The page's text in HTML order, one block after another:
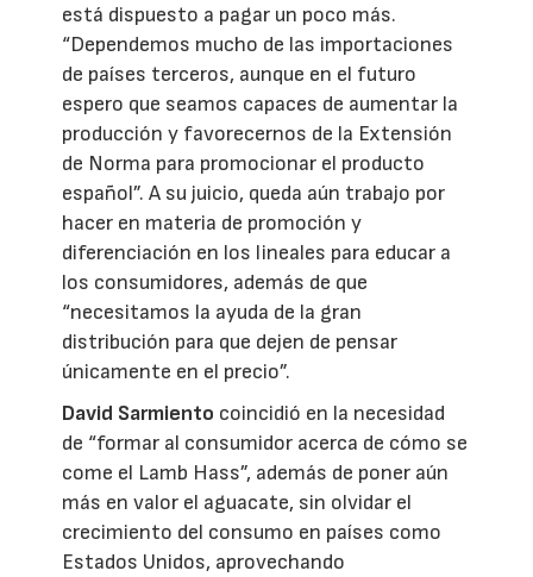
está dispuesto a pagar un poco más.
“Dependemos mucho de las importaciones
de países terceros, aunque en el futuro
espero que seamos capaces de aumentar la
producción y favorecernos de la Extensión
de Norma para promocionar el producto
español”. A su juicio, queda aún trabajo por
hacer en materia de promoción y
diferenciación en los lineales para educar a
los consumidores, además de que
“necesitamos la ayuda de la gran
distribución para que dejen de pensar
únicamente en el precio”.
David Sarmiento coincidió en la necesidad
de “formar al consumidor acerca de cómo se
come el Lamb Hass”, además de poner aún
más en valor el aguacate, sin olvidar el
crecimiento del consumo en países como
Estados Unidos, aprovechando